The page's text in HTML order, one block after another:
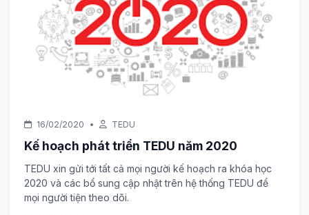
16/02/2020 • TEDU
Kế hoạch phát triển TEDU năm 2020
TEDU xin gửi tới tất cả mọi người kế hoạch ra khóa học
2020 và các bổ sung cập nhật trên hệ thống TEDU để
mọi người tiện theo dõi.